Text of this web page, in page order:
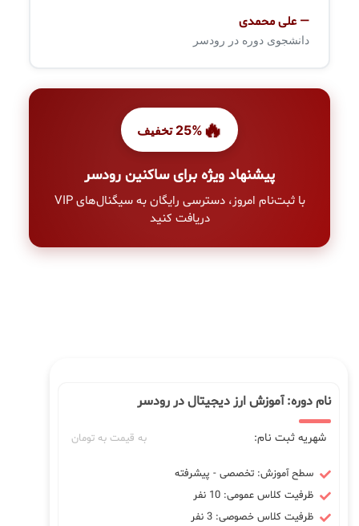
— علی محمدی
دانشجوی دوره در رودسر
🔥 25% تخفیف
پیشنهاد ویژه برای ساکنین رودسر
با ثبت‌نام امروز، دسترسی رایگان به سیگنال‌های VIP
دریافت کنید
نام دوره: آموزش ارز دیجیتال در رودسر
شهریه ثبت نام: به قیمت به تومان
سطح آموزش: تخصصی - پیشرفته
ظرفیت کلاس عمومی: 10 نفر
ظرفیت کلاس خصوصی: 3 نفر